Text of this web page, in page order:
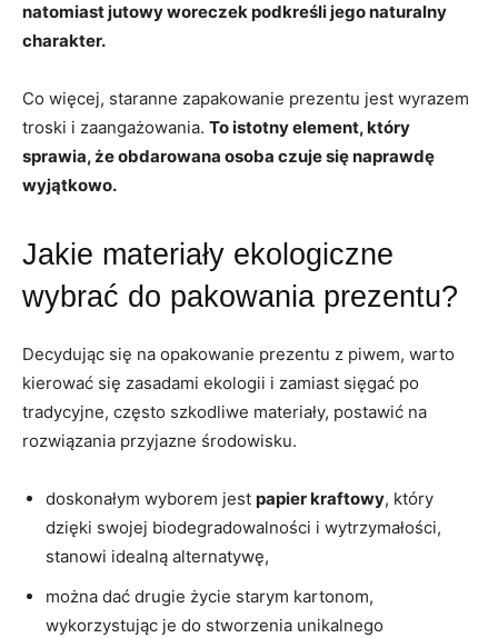
natomiast jutowy woreczek podkreśli jego naturalny
charakter.
Co więcej, staranne zapakowanie prezentu jest wyrazem
troski i zaangażowania. To istotny element, który
sprawia, że obdarowana osoba czuje się naprawdę
wyjątkowo.
Jakie materiały ekologiczne
wybrać do pakowania prezentu?
Decydując się na opakowanie prezentu z piwem, warto
kierować się zasadami ekologii i zamiast sięgać po
tradycyjne, często szkodliwe materiały, postawić na
rozwiązania przyjazne środowisku.
doskonałym wyborem jest papier kraftowy, który
dzięki swojej biodegradowalności i wytrzymałości,
stanowi idealną alternatywę,
można dać drugie życie starym kartonom,
wykorzystując je do stworzenia unikalnego